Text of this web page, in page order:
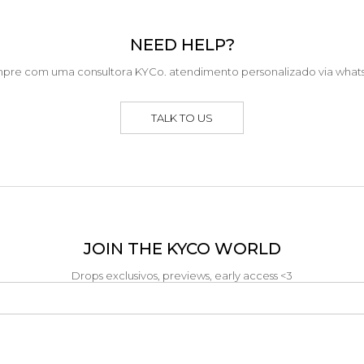
NEED HELP?
com uma consultora KYCo. atendimento personalizado via
TALK TO US
JOIN THE KYCO WORLD
Drops exclusivos, previews, early access <3